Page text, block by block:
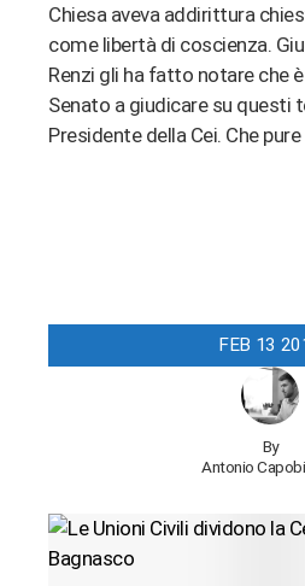
Chiesa aveva addirittura
come libertà di coscienza.
Renzi gli ha fatto notare che
Senato a giudicare su questi
Presidente della Cei. Che
FEB 13
By
Antonio